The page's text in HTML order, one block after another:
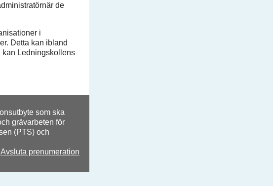
de
i
Detta kan ibland
kan Ledningskollens
som ska
grävarbeten för
(PTS) och
Avsluta prenumeration